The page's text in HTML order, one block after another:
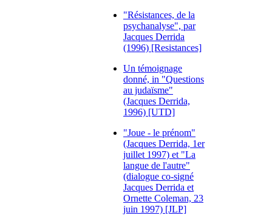
"Résistances, de la
psychanalyse", par
Jacques Derrida
(1996) [Resistances]
Un témoignage
donné, in "Questions
au judaïsme"
(Jacques Derrida,
1996) [UTD]
"Joue - le prénom"
(Jacques Derrida, 1er
juillet 1997) et "La
langue de l'autre"
(dialogue co-signé
Jacques Derrida et
Ornette Coleman, 23
juin 1997) [JLP]